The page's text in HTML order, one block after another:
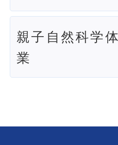
親子自然科学
業